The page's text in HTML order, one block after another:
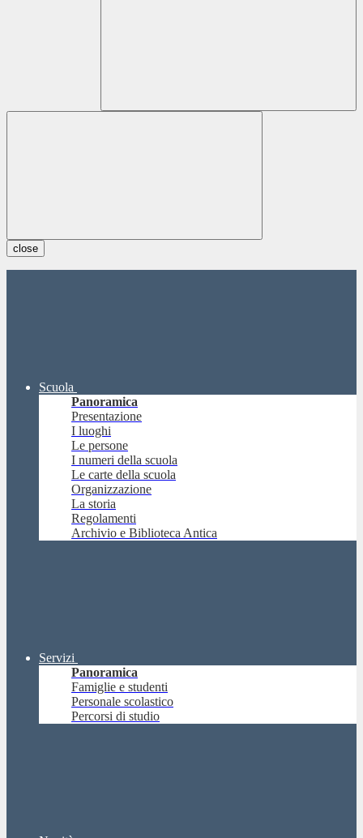
close
Scuola
Panoramica
Presentazione
I luoghi
Le persone
I numeri della scuola
Le carte della scuola
Organizzazione
La storia
Regolamenti
Archivio e Biblioteca Antica
Servizi
Panoramica
Famiglie e studenti
Personale scolastico
Percorsi di studio